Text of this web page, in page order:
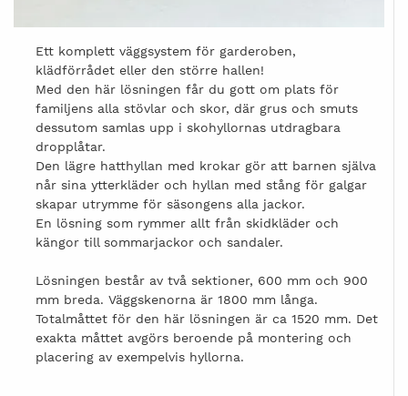
Ett komplett väggsystem för garderoben,
klädförrådet eller den större hallen!
Med den här lösningen får du gott om plats för
familjens alla stövlar och skor, där grus och smuts
dessutom samlas upp i skohyllornas utdragbara
dropplåtar.
Den lägre hatthyllan med krokar gör att barnen själva
når sina ytterkläder och hyllan med stång för galgar
skapar utrymme för säsongens alla jackor.
En lösning som rymmer allt från skidkläder och
kängor till sommarjackor och sandaler.
Lösningen består av två sektioner, 600 mm och 900
mm breda. Väggskenorna är 1800 mm långa.
Totalmåttet för den här lösningen är ca 1520 mm. Det
exakta måttet avgörs beroende på montering och
placering av exempelvis hyllorna.